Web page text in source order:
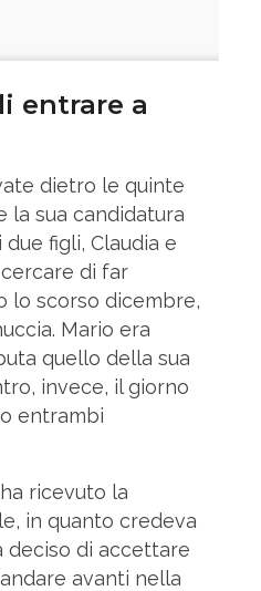
entrare a
dietro le quinte
la sua candidatura
figli, Claudia e
di far
lo scorso dicembre,
Mario era
quello della sua
invece, il giorno
entrambi
ricevuto la
in quanto credeva
deciso di accettare
avanti nella